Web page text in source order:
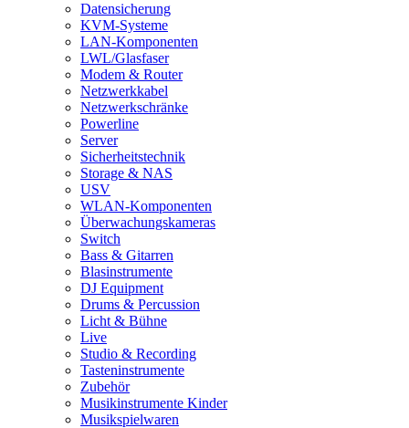
Datensicherung
KVM-Systeme
LAN-Komponenten
LWL/Glasfaser
Modem & Router
Netzwerkkabel
Netzwerkschränke
Powerline
Server
Sicherheitstechnik
Storage & NAS
USV
WLAN-Komponenten
Überwachungskameras
Switch
Bass & Gitarren
Blasinstrumente
DJ Equipment
Drums & Percussion
Licht & Bühne
Live
Studio & Recording
Tasteninstrumente
Zubehör
Musikinstrumente Kinder
Musikspielwaren